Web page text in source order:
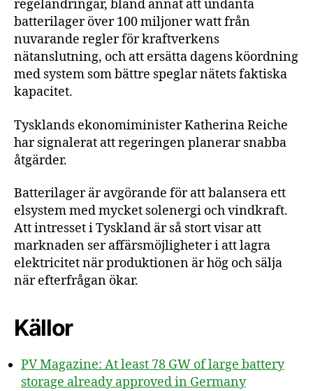
regeländringar, bland annat att undanta
batterilager över 100 miljoner watt från
nuvarande regler för kraftverkens
nätanslutning, och att ersätta dagens köordning
med system som bättre speglar nätets faktiska
kapacitet.
Tysklands ekonomiminister Katherina Reiche
har signalerat att regeringen planerar snabba
åtgärder.
Batterilager är avgörande för att balansera ett
elsystem med mycket solenergi och vindkraft.
Att intresset i Tyskland är så stort visar att
marknaden ser affärsmöjligheter i att lagra
elektricitet när produktionen är hög och sälja
när efterfrågan ökar.
Källor
PV Magazine: At least 78 GW of large battery
storage already approved in Germany